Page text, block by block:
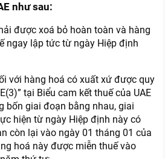
như sau:
được xoá bỏ hoàn toàn và hàng
ngay lập tức từ ngày Hiệp định
với hàng hoá có xuất xứ được quy
tại Biểu cam kết thuế của UAE
bốn giai đoạn bằng nhau, giai
hiện từ ngày Hiệp định này có
còn lại vào ngày 01 tháng 01 của
hoá này được miễn thuế vào